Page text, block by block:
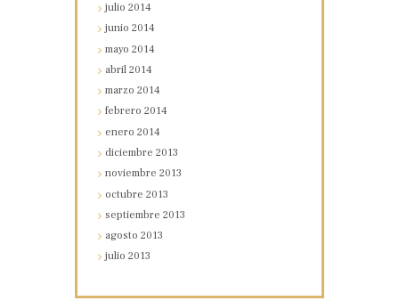
julio2014
junio2014
mayo2014
abril2014
marzo2014
febrero2014
enero2014
diciembre2013
noviembre2013
octubre2013
septiembre2013
agosto2013
julio2013